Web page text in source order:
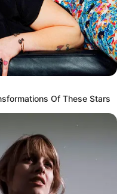
ha generado una
quienes
directamente sus
sector.
EN GOOGLE NEWS
Of These Stars